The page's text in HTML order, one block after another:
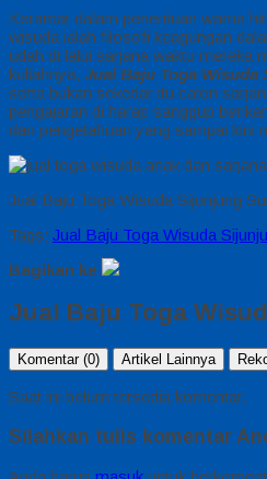
Keramat dalam penentuan warna
wisuda ialah filosofi keagungan
udah di lalui sarjana waktu mereka
kuliahnya, Jual Baju Toga
serta bukan sekedar itu calon
pengajaran di harap sanggup
dan pengetahuan yang sampai kini
Jual Baju Toga Wisuda Sijunjung
Tags: Jual Baju Toga Wisuda
Bagikan ke
Jual Baju Toga
Komentar (0) Artikel Lainnya
Saat ini belum tersedia komentar.
Silahkan tulis komentar